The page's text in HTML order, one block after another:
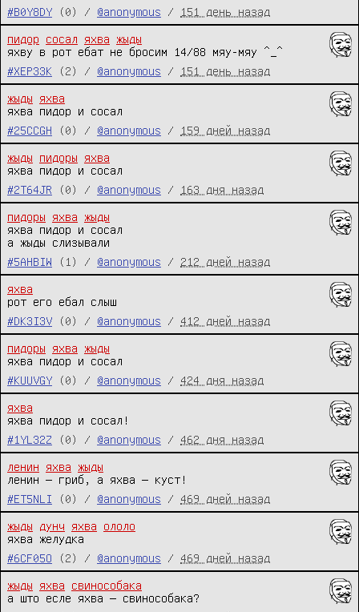
#B0Y8DY
(0) / @anonymous / 151 день назад
пидор сосал яхва
жыды
яхву в рот ебат не бросим 14/88 мяу-мяу ^_^
#XEP33K
(2) / @anonymous / 151 день назад
жыды
яхва
яхва пидор и сосал
#25CCGH
(0) / @anonymous / 159 дней назад
жыды пидоры
яхва
яхва пидор и сосал
#2T64JR
(0) / @anonymous / 163 дня назад
пидоры яхва
жыды
яхва пидор и сосал
а жыды слизывали
#5AHBIW
(1) / @anonymous / 212 дней назад
яхва
рот его ебал слыш
#DK3I3V
(0) / @anonymous / 412 дней назад
пидоры яхва
жыды
яхва пидор и сосал
#KUUVGY
(0) / @anonymous / 424 дня назад
яхва
яхва пидор и сосал!
#1YL32Z
(0) / @anonymous / 462 дня назад
ленин яхва
жыды
ленин — гриб, а яхва — куст!
#ET5NLI
(0) / @anonymous / 469 дней назад
жыды дунч яхва
ололо
яхва желудка
#6CF05O
(2) / @anonymous / 469 дней назад
жыды яхва
свинособака
а што есле яхва — свинособака?